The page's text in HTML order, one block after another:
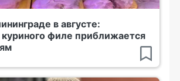
в августе:
филе приближается